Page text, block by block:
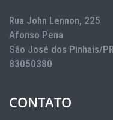
Rua John Lennon, 225
Afonso Pena
São José dos Pinhais/PR
83050380
CONTATO